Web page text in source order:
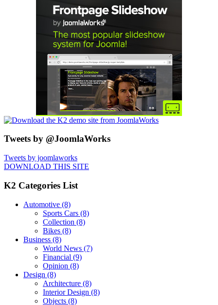
Tweets by @JoomlaWorks
Tweets by joomlaworks
DOWNLOAD THIS SITE
K2 Categories List
Automotive (8)
Sports Cars (8)
Collection (8)
Bikes (8)
Business (8)
World News (7)
Financial (9)
Opinion (8)
Design (8)
Architecture (8)
Interior Design (8)
Objects (8)